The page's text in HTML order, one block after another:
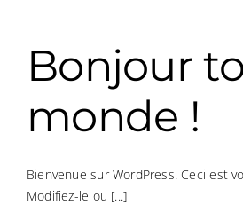
RÉALISATIONS
ACTUALITÉS
CONTACT
Bonjour
monde !
Bienvenue sur WordPress. Ceci est
Modifiez-le ou [...]